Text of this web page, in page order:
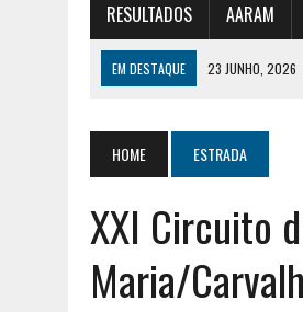
RESULTADOS AARAM
EM DESTAQUE 23 JUNHO, 2026
HOME ESTRADA
XXI Circuito
Maria/